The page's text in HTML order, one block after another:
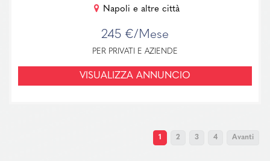
Napoli e altre città
245 €/Mese
PER PRIVATI E AZIENDE
VISUALIZZA ANNUNCIO
1 2 3 4 Avanti